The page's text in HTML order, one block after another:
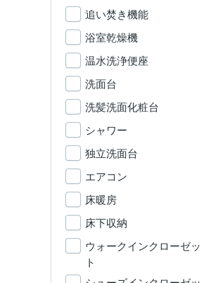
追い焚き機能
浴室乾燥機
温水洗浄便座
洗面台
洗髪洗面化粧台
シャワー
独立洗面台
エアコン
床暖房
床下収納
ウォークインクローゼッ
ト